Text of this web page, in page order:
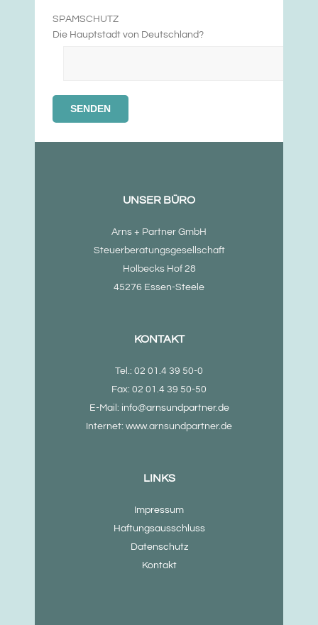
SPAMSCHUTZ
Die Hauptstadt von Deutschland?
UNSER BÜRO
Arns + Partner GmbH
Steuerberatungsgesellschaft
Holbecks Hof 28
45276 Essen-Steele
KONTAKT
Tel.: 02 01.4 39 50-0
Fax: 02 01.4 39 50-50
E-Mail: info@arnsundpartner.de
Internet: www.arnsundpartner.de
LINKS
Impressum
Haftungsausschluss
Datenschutz
Kontakt